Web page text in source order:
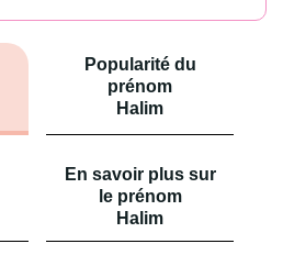
Popularité du
prénom
Halim
En savoir plus sur
le prénom
Halim